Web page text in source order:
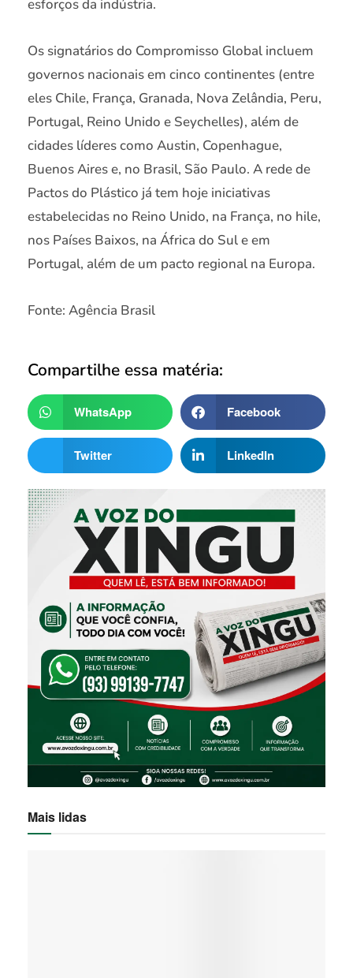
esforços da indústria.
Os signatários do Compromisso Global incluem
governos nacionais em cinco continentes (entre
eles Chile, França, Granada, Nova Zelândia, Peru,
Portugal, Reino Unido e Seychelles), além de
cidades líderes como Austin, Copenhague,
Buenos Aires e, no Brasil, São Paulo. A rede de
Pactos do Plástico já tem hoje iniciativas
estabelecidas no Reino Unido, na França, no hile,
nos Países Baixos, na África do Sul e em
Portugal, além de um pacto regional na Europa.
Fonte: Agência Brasil
Compartilhe essa matéria:
WhatsApp Facebook
Twitter LinkedIn
Mais lidas